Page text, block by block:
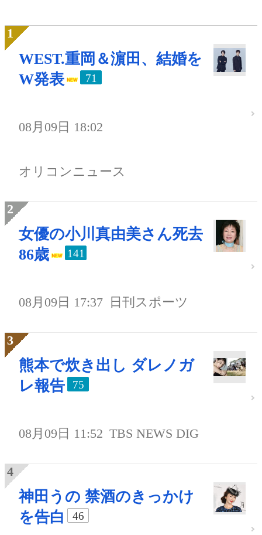
WEST.重岡＆濵田、結婚を
W発表
71
08月09日 18:02
オリコンニュース
女優の小川真由美さん死去
86歳
141
08月09日 17:37 日刊スポーツ
熊本で炊き出し ダレノガ
レ報告
75
08月09日 11:52 TBS NEWS DIG
神田うの 禁酒のきっかけ
を告白
46